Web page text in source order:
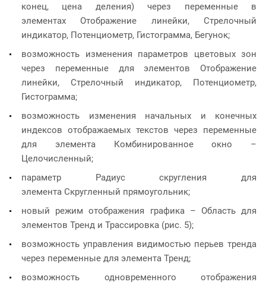
конец, цена деления) через переменные в
элементах Отображение линейки, Стрелочный
индикатор, Потенциометр, Гистограмма, Бегунок;
возможность изменения параметров цветовых зон
через переменные для элементов Отображение
линейки, Стрелочный индикатор, Потенциометр,
Гистограмма;
возможность изменения начальных и конечных
индексов отображаемых текстов через переменные
для элемента Комбинированное окно –
Целочисленный;
параметр Радиус скругления для
элемента Скругленный прямоугольник;
новый режим отображения графика – Область для
элементов Тренд и Трассировка (рис. 5);
возможность управления видимостью перьев тренда
через переменные для элемента Тренд;
возможность одновременного отображения